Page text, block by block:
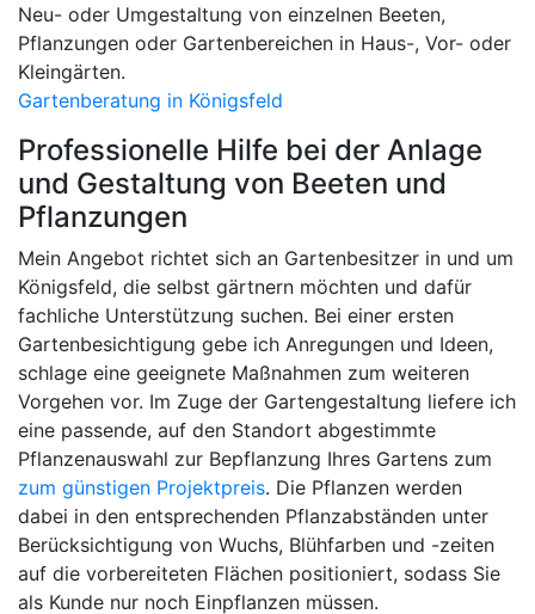
Neu- oder Umgestaltung von einzelnen Beeten,
Pflanzungen oder Gartenbereichen in Haus-, Vor- oder
Kleingärten.
Gartenberatung in Königsfeld
Professionelle Hilfe bei der Anlage
und Gestaltung von Beeten und
Pflanzungen
Mein Angebot richtet sich an Gartenbesitzer in und um
Königsfeld, die selbst gärtnern möchten und dafür
fachliche Unterstützung suchen. Bei einer ersten
Gartenbesichtigung gebe ich Anregungen und Ideen,
schlage eine geeignete Maßnahmen zum weiteren
Vorgehen vor. Im Zuge der Gartengestaltung liefere ich
eine passende, auf den Standort abgestimmte
Pflanzenauswahl zur Bepflanzung Ihres Gartens zum
zum günstigen Projektpreis. Die Pflanzen werden
dabei in den entsprechenden Pflanzabständen unter
Berücksichtigung von Wuchs, Blühfarben und -zeiten
auf die vorbereiteten Flächen positioniert, sodass Sie
als Kunde nur noch Einpflanzen müssen.